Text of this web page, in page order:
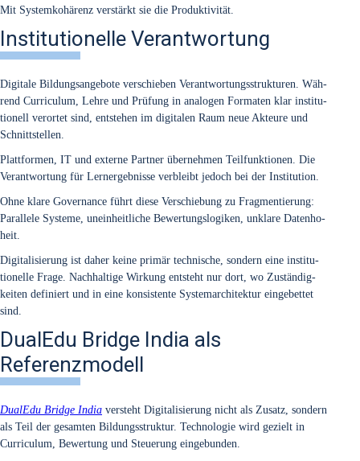
Mit Sys­tem­ko­hä­renz ver­stärkt sie die Pro­duk­ti­vi­tät.
Institutionelle Verantwortung
Digi­ta­le Bil­dungs­an­ge­bo­te ver­schie­ben Ver­ant­wor­tungs­struk­tu­ren. Wäh­
rend Cur­ri­cu­lum, Leh­re und Prü­fung in ana­lo­gen For­ma­ten klar insti­tu­
tio­nell ver­or­tet sind, ent­ste­hen im digi­ta­len Raum neue Akteu­re und
Schnitt­stel­len.
Platt­for­men, IT und exter­ne Part­ner über­neh­men Teil­funk­tio­nen. Die
Ver­ant­wor­tung für Lern­ergeb­nis­se ver­bleibt jedoch bei der Insti­tu­ti­on.
Ohne kla­re Gover­nan­ce führt die­se Ver­schie­bung zu Frag­men­tie­rung:
Par­al­le­le Sys­te­me, unein­heit­li­che Bewer­tungs­lo­gi­ken, unkla­re Daten­ho­
heit.
Digi­ta­li­sie­rung ist daher kei­ne pri­mär tech­ni­sche, son­dern eine insti­tu­
tio­nel­le Fra­ge. Nach­hal­ti­ge Wir­kung ent­steht nur dort, wo Zustän­dig­
kei­ten defi­niert und in eine kon­sis­ten­te Sys­tem­ar­chi­tek­tur ein­ge­bet­tet
sind.
DualEdu Bridge India als
Referenzmodell
Dua­lEdu Bridge India ver­steht Digi­ta­li­sie­rung nicht als Zusatz, son­dern
als Teil der gesam­ten Bil­dungs­struk­tur. Tech­no­lo­gie wird gezielt in
Cur­ri­cu­lum, Bewer­tung und Steue­rung ein­ge­bun­den.